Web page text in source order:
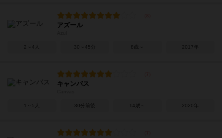
アズール
2～4人 30～45分 8歳～ 2017年
キャンバス
1～5人 30分前後 14歳～ 2020年